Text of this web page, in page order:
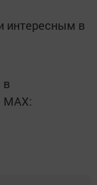
интересным в
в
MАХ: